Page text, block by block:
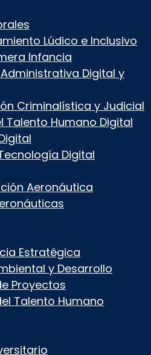
Lúdico e Inclusivo
Infancia
Digital y
Criminalística y Judicial
Talento Humano Digital
Digital
Aeronáutica
Estratégica
y Desarrollo
Proyectos
Talento Humano